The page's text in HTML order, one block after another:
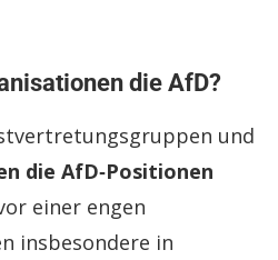
die AfD?
und
die AfD‑Positionen
einer engen
insbesondere in